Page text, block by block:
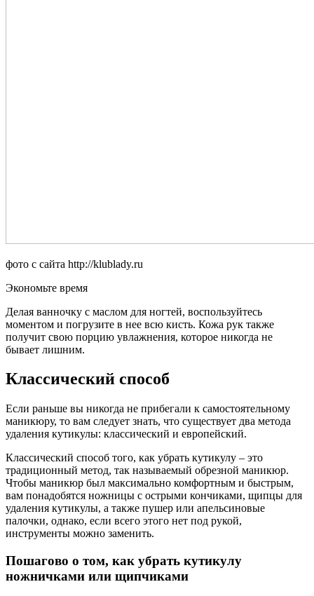
фото с сайта http://klublady.ru
Экономьте время
Делая ванночку с маслом для ногтей, воспользуйтесь
моментом и погрузите в нее всю кисть. Кожа рук также
получит свою порцию увлажнения, которое никогда не
бывает лишним.
Классический способ
Если раньше вы никогда не прибегали к самостоятельному
маникюру, то вам следует знать, что существует два метода
удаления кутикулы: классический и европейский.
Классический способ того, как убрать кутикулу – это
традиционный метод, так называемый обрезной маникюр.
Чтобы маникюр был максимально комфортным и быстрым,
вам понадобятся ножницы с острыми кончиками, щипцы для
удаления кутикулы, а также пушер или апельсиновые
палочки, однако, если всего этого нет под рукой,
инструменты можно заменить.
Пошагово о том, как убрать кутикулу
ножничками или щипчиками